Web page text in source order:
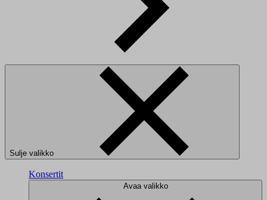
Sulje valikko
Konsertit
Avaa valikko